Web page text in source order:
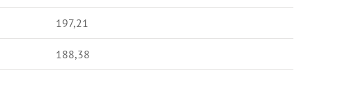
197,21
188,38